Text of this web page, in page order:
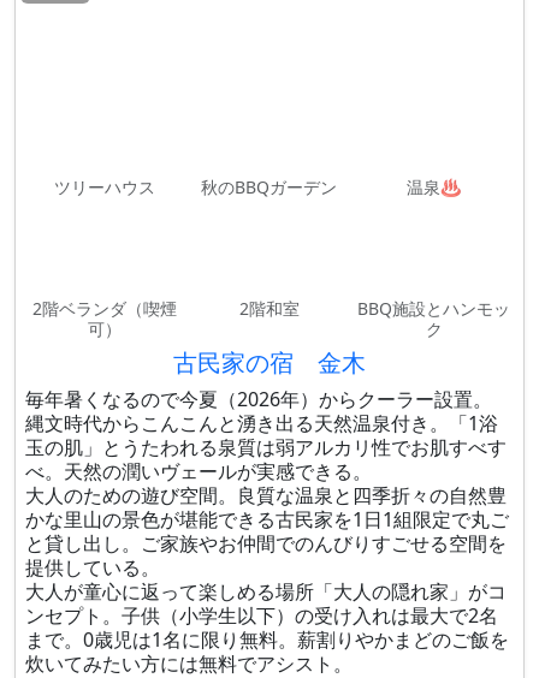
ツリーハウス 秋のBBQガーデン 温泉♨
2階ベランダ（喫煙
可）
2階和室
BBQ施設とハンモッ
ク
古民家の宿 金木
毎年暑くなるので今夏（2026年）からクーラー設置。
縄文時代からこんこんと湧き出る天然温泉付き。「1浴
玉の肌」とうたわれる泉質は弱アルカリ性でお肌すべす
べ。天然の潤いヴェールが実感できる。
大人のための遊び空間。良質な温泉と四季折々の自然豊
かな里山の景色が堪能できる古民家を1日1組限定で丸ご
と貸し出し。ご家族やお仲間でのんびりすごせる空間を
提供している。
大人が童心に返って楽しめる場所「大人の隠れ家」がコ
ンセプト。子供（小学生以下）の受け入れは最大で2名
まで。0歳児は1名に限り無料。薪割りやかまどのご飯を
炊いてみたい方には無料でアシスト。